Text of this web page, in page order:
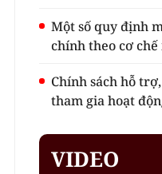
Một số quy định
chính theo cơ
Chính sách hỗ
tham gia hoạt
VIDEO